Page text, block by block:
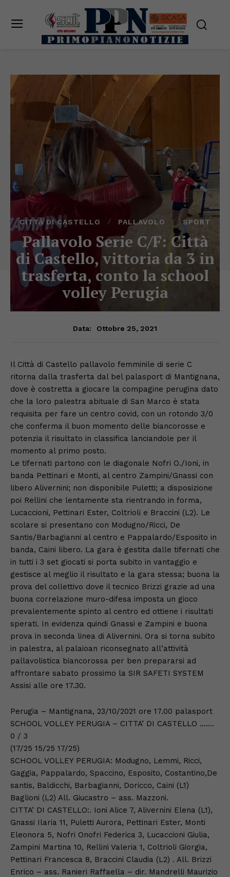
CITTÀ DI CASTELLO PALLAVOLO SPORT
Pallavolo Serie C/F: Città
di Castello, vittoria da 3 in
trasferta, conto la school
volley Perugia
Data: Ottobre 25, 2021
Il Città di Castello pallavolo femminile di serie C
ritorna dalla trasferta dal bel palasport di Mantignana,
dove è costretta a giocare la compagine perugina dato
che la loro palestra abituale di San Marco è stata
requisita per fare un centro covid, con un rotondo 3/0
che conferma il buon momento delle biancorosse e
potenzia il risultato in classifica lanciandole per il
momento al primo posto.
Le tifernati partono con le diagonale Nofri O./Ioni, in
banda Pettinari e Monti, al centro Zampini/Gnassi con
libero Alivernini; non disponibile Puletti; a disposizione
poi Rellini che lentamente sta rientrando in forma,
Lucaccioni, Pettinari Ester, Coltrioli e Braccini (L2). Le
scolare si presentano con Modugno/Ricci, De
Santis/Barbagianni al centro e Pappalardo/Esposito in
banda, Caini libero. La gara è gestita dalle tifernati che
in tutti i 3 set giocati si porta subito in vantaggio e
gestisce al meglio il risultato e la gara stessa; buona la
prova del collettivo dove il tecnico Brizzi grazie ad una
buona correlazione muro-difesa imposta un gioco
prevalentemente spinto al centro ed ottiene i risultati
sperati. In evidenza quindi Gnassi e Zampini e buona
prova in seconda linea di Alivernini. Ora si torna subito
in palestra, al palaioan riconsegnato all’attività
pallavolistica biancorossa per ben prepararsi ad
affrontare sabato prossimo la SIR SAFETI SYSTEM
Assisi alle ore 17.30.
Perugia – Mantignana, 23/10/2021 ore 17.00 palasport
SCHOOL VOLLEY PERUGIA – CITTA’ DI CASTELLO …….
0 / 3
(17/25 15/25 17/25)
SCHOOL VOLLEY PERUGIA: Modugno, Lemmi, Ricci,
Gaggia, Pappalardo, Spaccino, Esposito, Costantino,De
santis, Baldicchi, Barbagianni, Doricco, Caini (L1)
Baglioni (L2) All. Giucastro – ass. Mazzoni.
CITTA’ DI CASTELLO:. Ioni Alice 7, Alivernini Elena (L1),
Gnassi Ilaria 11, Puletti Aurora, Pettinari Ester, Monti
Eleonora 5, Nofri Onofri Federica 3, Lucaccioni Giulia,
Zampini Martina 10, Rellini Valeria 1, Coltrioli Giorgia,
Pettinari Francesca 8, Braccini Claudia (L2) . All. Brizzi
Enrico – ass. Ranieri Raffaella – dir. Mandrelli Maurizio